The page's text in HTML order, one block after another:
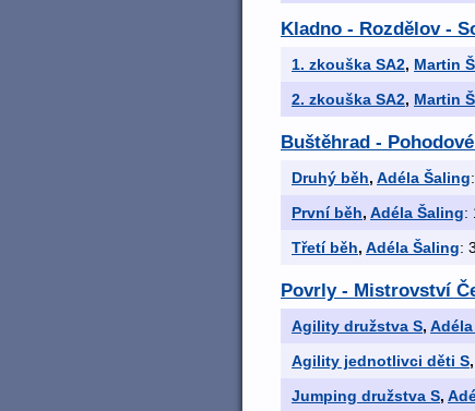
Kladno - Rozdělov -
1. zkouška SA2, Martin
2. zkouška SA2, Martin
Buštěhrad -
Druhý běh, Adéla Šaling
První běh, Adéla Šaling:
Třetí běh, Adéla Šaling:
Povrly - Mistrovství
Agility družstva S,
Agility jednotlivci děti S,
Jumping družstva S,